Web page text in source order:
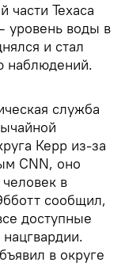
части Техаса
уровень воды в
и стал
наблюдений.
служба
Керр из-за
CNN, оно
в
сообщил,
доступные
в округе